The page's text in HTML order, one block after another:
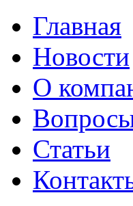
Главная
Новости
О
Статьи